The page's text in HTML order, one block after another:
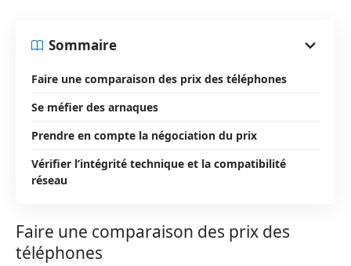
Sommaire
Faire une comparaison des prix des téléphones
Se méfier des arnaques
Prendre en compte la négociation du prix
Vérifier l’intégrité technique et la compatibilité
réseau
Faire une comparaison des prix des
téléphones